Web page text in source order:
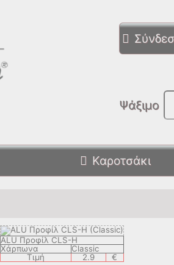
Ψάξιμο
Καροτσάκι
ALU Προφίλ CLS-H
Χάρπωνα
Classic
Τιμή
2.9 €